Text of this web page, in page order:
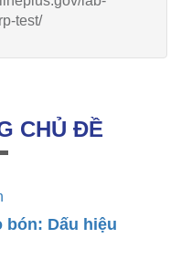
test/
CHỦ ĐỀ
bón: Dấu hiệu